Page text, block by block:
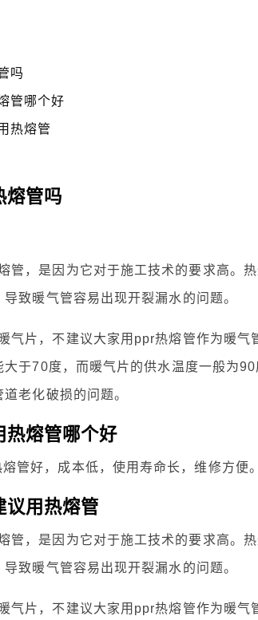
吗
管哪个好
热熔管
熔管吗
管，是因为它对于施工技术的要求高。
致暖气管容易出现开裂漏水的问题。
气片，不建议大家用ppr热熔管作为暖
于70度，而暖气片的供水温度一般为
老化破损的问题。
热熔管哪个好
管好，成本低，使用寿命长，维修方便。
议用热熔管
管，是因为它对于施工技术的要求高。
致暖气管容易出现开裂漏水的问题。
气片，不建议大家用ppr热熔管作为暖